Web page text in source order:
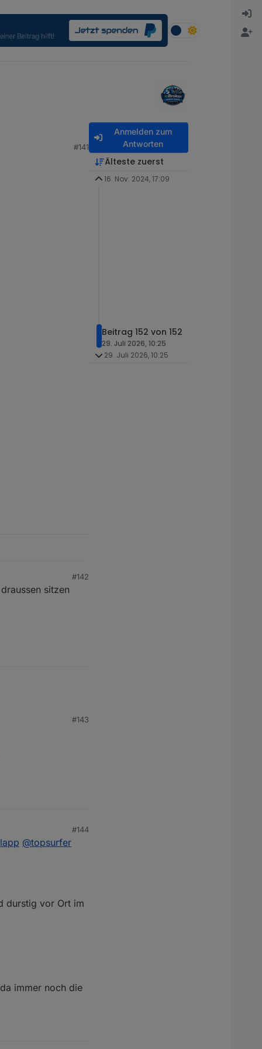
#141
#142
sitzen
#143
#144
@topsurfer
durstig vor Ort im
immer noch die
Anmelden zum
Antworten
Älteste zuerst
16. Nov. 2024, 17:09
Beitrag 152 von 152
29. Juli 2026, 10:25
29. Juli 2026, 10:25